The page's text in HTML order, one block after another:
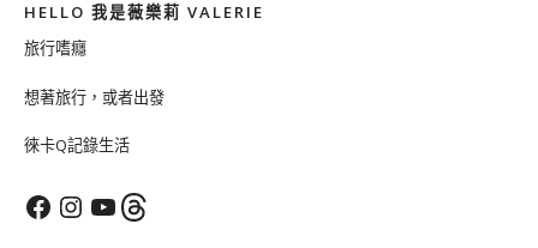
HELLO 我是薇樂莉 VALERIE
旅行嗜癮
想著旅行，或者出發
徠卡Q記錄生活
FacebookInstagram
YouTubeThreads